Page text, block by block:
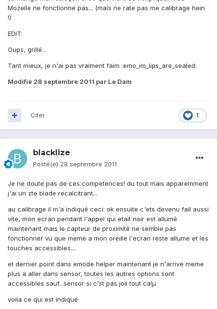
Mozelle ne fonctionne pas... (mais ne rate pas me calibrage hein
!)
EDIT:
Oups, grillé...
Tant mieux, je n'ai pas vraiment faim :emo_im_lips_are_sealed:
Modifié 28 septembre 2011 par Le Dam
1
Citer
blacklize
Posté(e) 28 septembre 2011
Je ne doute pas de ces competences! du tout mais apparemment
j'ai un zte blade recalcitrant...
au calibrage il m'a indiqué ceci: ok ensuite c'ets devenu fail aussi
vite, mon ecran pendant l'appel qui etait noir est allumé
maintenant mais le capteur de proximité ne semble pas
fonctionner vu que meme a mon oreille l'ecran reste allume et les
touches accessibles....
et dernier point dans emode helper maintenant je n'arrive meme
plus a aller dans sensor, toutes les autres options sont
accessibles sauf...sensor si c'st pas joli tout ca!µ
voila ce qui est indiqué